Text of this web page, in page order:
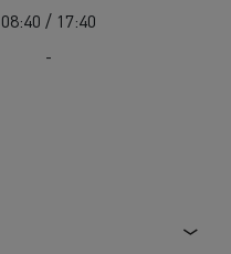
08:40 / 17:40
-